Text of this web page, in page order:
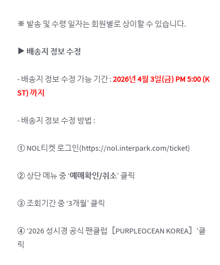
※ 발송 및 수령 일자는 회원별로 상이할 수 있습니다.
▶ 배송지 정보 수정
- 배송지 정보 수정 가능 기간 : 2026년 4월 3일(금) PM 5:00 (K
ST) 까지
- 배송지 정보 수정 방법 :
① NOL티켓 로그인(https://nol.interpark.com/ticket)
② 상단 메뉴 중 ‘예매확인/취소’ 클릭
③ 조회기간 중 ‘3개월’ 클릭
④ ‘2026 성시경 공식 팬클럽［PURPLEOCEAN KOREA］’클
릭